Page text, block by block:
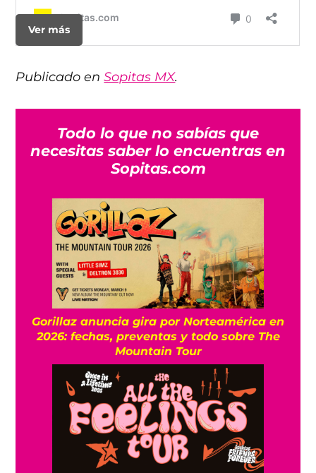
Ver más
Publicado enSopitas MX.
Todo lo que no sabías que
necesitas saber lo encuentras en
Sopitas.com
Gorillaz anuncia gira por Norteamérica en
2026: fechas, preventas y todo sobre The
Mountain Tour